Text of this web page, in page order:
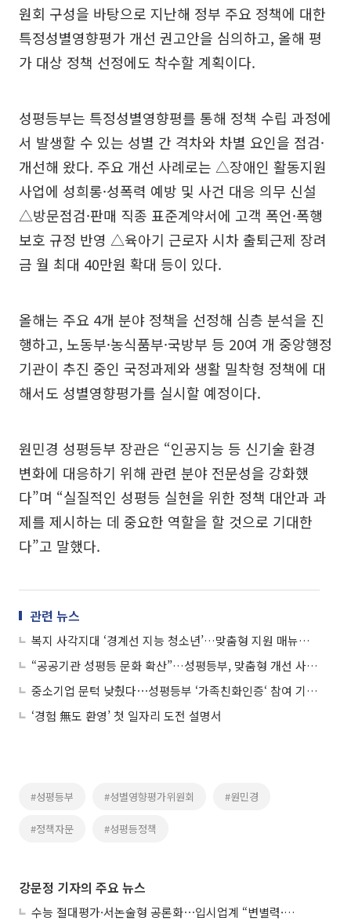
원회 구성을 바탕으로 지난해 정부 주요 정책에 대한
특정성별영향평가 개선 권고안을 심의하고, 올해 평
가 대상 정책 선정에도 착수할 계획이다.
성평등부는 특정성별영향평를 통해 정책 수립 과정에
서 발생할 수 있는 성별 간 격차와 차별 요인을 점검·
개선해 왔다. 주요 개선 사례로는 △장애인 활동지원
사업에 성희롱·성폭력 예방 및 사건 대응 의무 신설
△방문점검·판매 직종 표준계약서에 고객 폭언·폭행
보호 규정 반영 △육아기 근로자 시차 출퇴근제 장려
금 월 최대 40만원 확대 등이 있다.
올해는 주요 4개 분야 정책을 선정해 심층 분석을 진
행하고, 노동부·농식품부·국방부 등 20여 개 중앙행정
기관이 추진 중인 국정과제와 생활 밀착형 정책에 대
해서도 성별영향평가를 실시할 예정이다.
원민경 성평등부 장관은 “인공지능 등 신기술 환경
변화에 대응하기 위해 관련 분야 전문성을 강화했
다”며 “실질적인 성평등 실현을 위한 정책 대안과 과
제를 제시하는 데 중요한 역할을 할 것으로 기대한
다”고 말했다.
관련 뉴스
복지 사각지대 ‘경계선 지능 청소년’…맞춤형 지원 매뉴얼 마련
“공공기관 성평등 문화 확산”…성평등부, 맞춤형 개선 사업 지원
중소기업 문턱 낮췄다⋯성평등부 ‘가족친화인증‘ 참여 기업 모집
‘경험 無도 환영’ 첫 일자리 도전 설명서
#성평등부 #성별영향평가위원회 #원민경
#정책자문 #성평등정책
강문정 기자의 주요 뉴스
수능 절대평가·서논술형 공론화⋯입시업계 “변별력·사교육 대책 먼저”